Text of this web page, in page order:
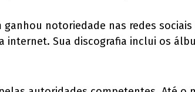
ganhou notoriedade nas redes
Sua discografia inclui os